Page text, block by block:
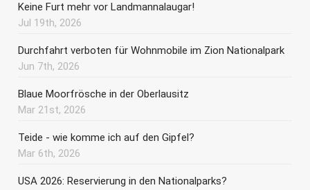
Keine Furt mehr vor Landmannalaugar!
Jul 19th, 2026
Durchfahrt verboten für Wohnmobile im Zion Nationalpark
Jun 7th, 2026
Blaue Moorfrösche in der Oberlausitz
Mar 21st, 2026
Teide - wie komme ich auf den Gipfel?
Mar 6th, 2026
USA 2026: Reservierung in den Nationalparks?